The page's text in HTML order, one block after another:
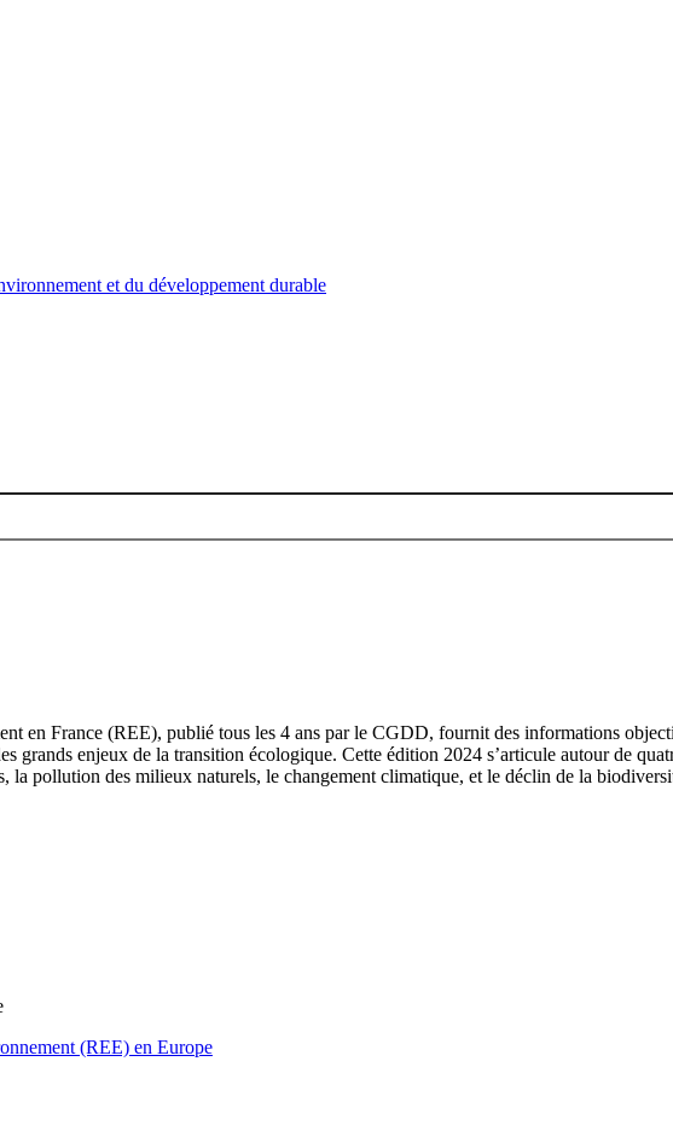
et du développement durable
en France (REE), publié tous les 4 ans par le CGDD, fournit des informations
grands enjeux de la transition écologique. Cette édition 2024 s’articule autour de
la pollution des milieux naturels, le changement climatique, et le déclin de la
(REE) en Europe